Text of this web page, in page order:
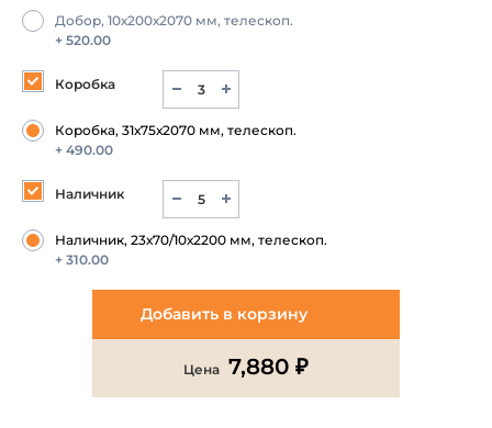
Добор, 10х200х2070 мм, телескоп.
+ 520.00
Коробка
Коробка, 31х75х2070 мм, телескоп.
+ 490.00
Наличник
Наличник, 23х70/10х2200 мм, телескоп.
+ 310.00
Добавить в корзину
Цена 7,880 ₽